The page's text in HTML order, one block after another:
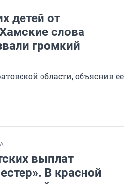
детей от
слова
громкий
области, объяснив ее
выплат
В красной